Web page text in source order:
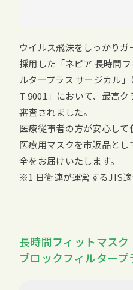
ウイルス飛沫をしっかり
採用した「ネピア 長時間
ルタープラス サージカル
T 9001」において、最高
審査されました。
医療従事者の方が安心し
医療用マスクを市販品と
全をお届けいたします。
※1 日衛連が運営するJIS
長時間フィットマスク
ブロックフィルター